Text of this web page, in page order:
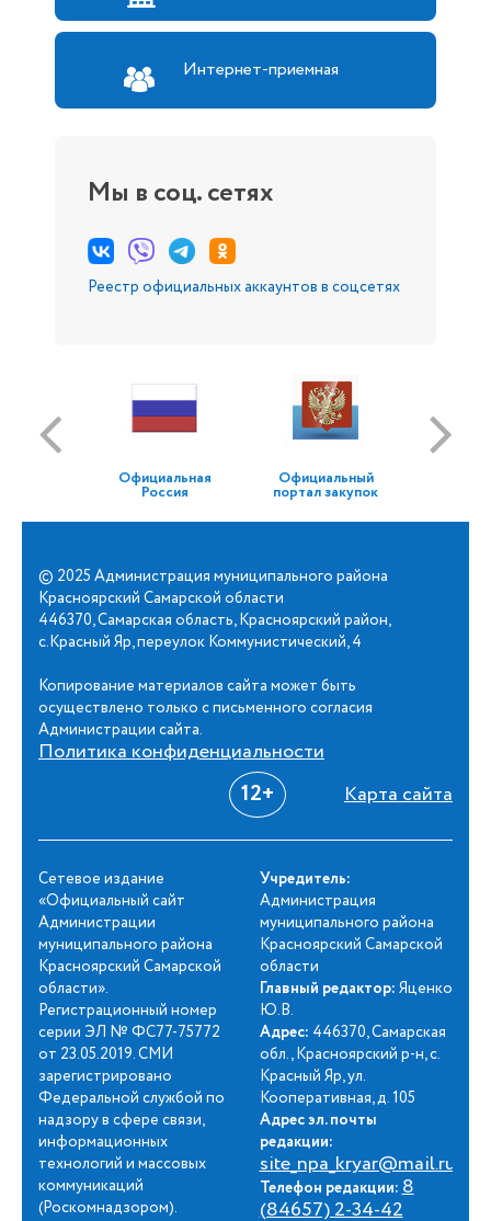
Интернет-приемная
Мы в соц. сетях
Реестр официальных аккаунтов в соцсетях
Официальная
Россия
Официальный
портал закупок
© 2025 Администрация муниципального района
Красноярский Самарской области
446370, Самарская область, Красноярский район,
с.Красный Яр, переулок Коммунистический, 4
Копирование материалов сайта может быть
осуществлено только с письменного согласия
Администрации сайта.
Политика конфиденциальности
12+ Карта сайта
Сетевое издание
«Официальный сайт
Администрации
муниципального района
Красноярский Самарской
области».
Регистрационный номер
серии ЭЛ № ФС77-75772
от 23.05.2019. СМИ
зарегистрировано
Федеральной службой по
надзору в сфере связи,
информационных
технологий и массовых
коммуникаций
(Роскомнадзором).
Учредитель:
Администрация
муниципального района
Красноярский Самарской
области
Главный редактор: Яценко
Ю.В.
Адрес: 446370, Самарская
обл., Красноярский р-н, с.
Красный Яр, ул.
Кооперативная, д. 105
Адрес эл. почты
редакции:
site_npa_kryar@mail.ru
Телефон редакции:8
(84657) 2-34-42